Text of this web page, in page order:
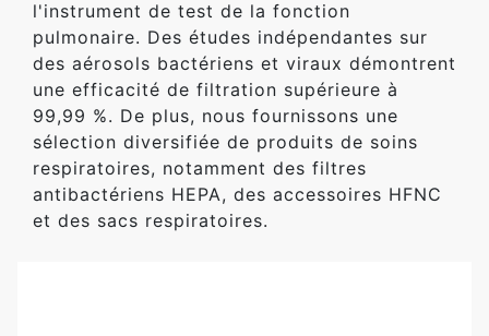
l'instrument de test de la fonction
pulmonaire. Des études indépendantes sur
des aérosols bactériens et viraux démontrent
une efficacité de filtration supérieure à
99,99 %. De plus, nous fournissons une
sélection diversifiée de produits de soins
respiratoires, notamment des filtres
antibactériens HEPA, des accessoires HFNC
et des sacs respiratoires.